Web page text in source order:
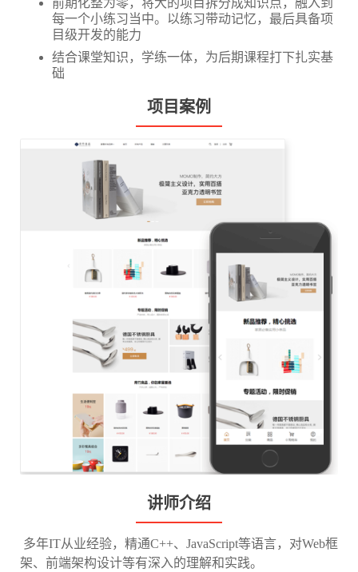
前期化整为零，将大的项目拆分成知识点，融入到
每一个小练习当中。以练习带动记忆，最后具备项
目级开发的能力
结合课堂知识，学练一体，为后期课程打下扎实基
础
项目案例
讲师介绍
​ 多年IT从业经验，精通C++、JavaScript等语言，对Web框
架、前端架构设计等有深入的理解和实践。